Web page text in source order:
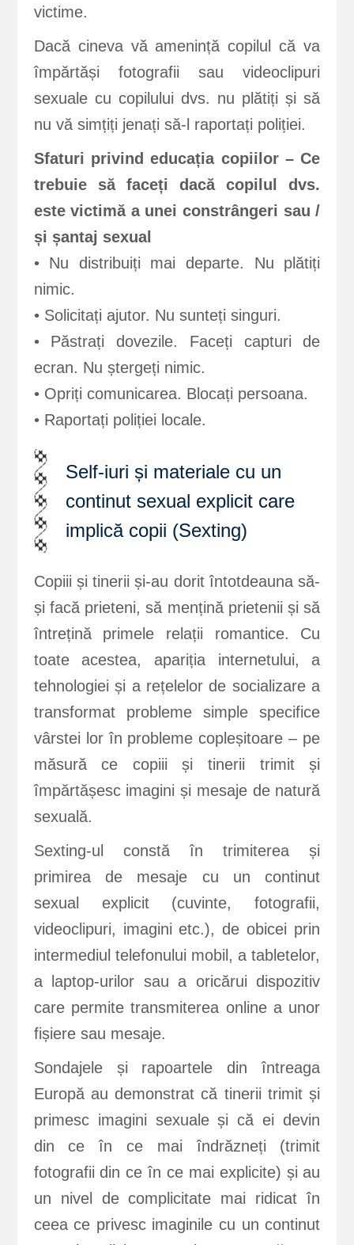
victime.
Dacă cineva vă amenință copilul că va
împărtăși fotografii sau videoclipuri
sexuale cu copilului dvs. nu plătiți și să
nu vă simțiți jenați să-l raportați poliției.
Sfaturi privind educația copiilor – Ce
trebuie să faceți dacă copilul dvs.
este victimă a unei constrângeri sau /
și șantaj sexual
• Nu distribuiți mai departe. Nu plătiți
nimic.
• Solicitați ajutor. Nu sunteți singuri.
• Păstrați dovezile. Faceți capturi de
ecran. Nu ștergeți nimic.
• Opriți comunicarea. Blocați persoana.
• Raportați poliției locale.
Self-iuri și materiale cu un
continut sexual explicit care
implică copii (Sexting)
Copiii și tinerii și-au dorit întotdeauna să-
și facă prieteni, să mențină prietenii și să
întrețină primele relații romantice. Cu
toate acestea, apariția internetului, a
tehnologiei și a rețelelor de socializare a
transformat probleme simple specifice
vârstei lor în probleme copleșitoare – pe
măsură ce copiii și tinerii trimit și
împărtășesc imagini și mesaje de natură
sexuală.
Sexting-ul constă în trimiterea și
primirea de mesaje cu un continut
sexual explicit (cuvinte, fotografii,
videoclipuri, imagini etc.), de obicei prin
intermediul telefonului mobil, a tabletelor,
a laptop-urilor sau a oricărui dispozitiv
care permite transmiterea online a unor
fișiere sau mesaje.
Sondajele și rapoartele din întreaga
Europă au demonstrat că tinerii trimit și
primesc imagini sexuale și că ei devin
din ce în ce mai îndrăzneți (trimit
fotografii din ce în ce mai explicite) și au
un nivel de complicitate mai ridicat în
ceea ce privesc imaginile cu un continut